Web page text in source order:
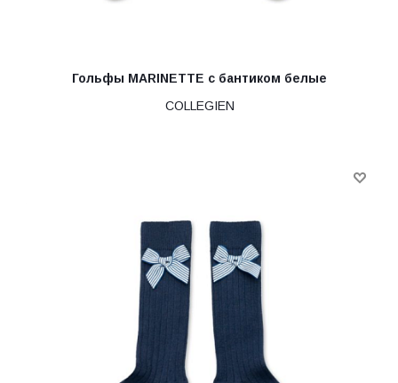
Гольфы MARINETTE с бантиком белые
COLLEGIEN